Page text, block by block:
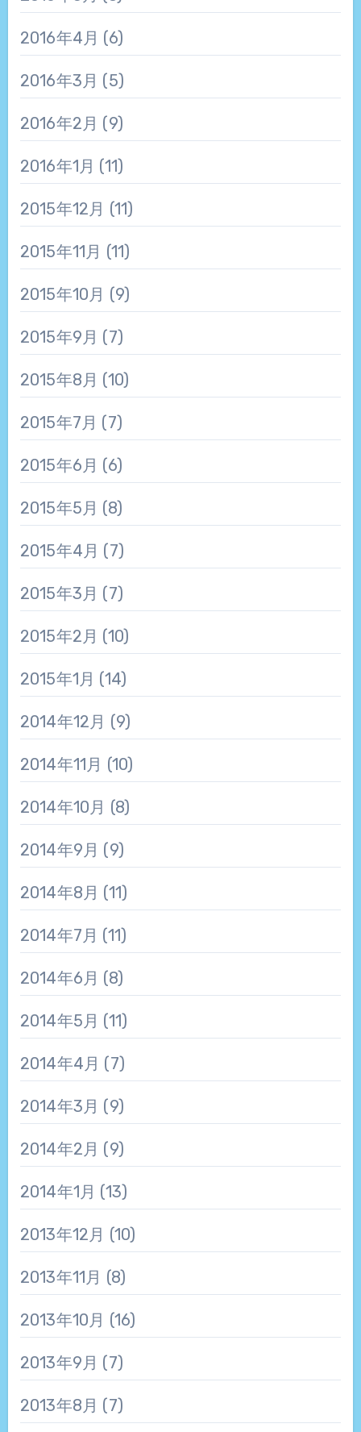
2016年4月 (6)
2016年3月 (5)
2016年2月 (9)
2016年1月 (11)
2015年12月 (11)
2015年11月 (11)
2015年10月 (9)
2015年9月 (7)
2015年8月 (10)
2015年7月 (7)
2015年6月 (6)
2015年5月 (8)
2015年4月 (7)
2015年3月 (7)
2015年2月 (10)
2015年1月 (14)
2014年12月 (9)
2014年11月 (10)
2014年10月 (8)
2014年9月 (9)
2014年8月 (11)
2014年7月 (11)
2014年6月 (8)
2014年5月 (11)
2014年4月 (7)
2014年3月 (9)
2014年2月 (9)
2014年1月 (13)
2013年12月 (10)
2013年11月 (8)
2013年10月 (16)
2013年9月 (7)
2013年8月 (7)